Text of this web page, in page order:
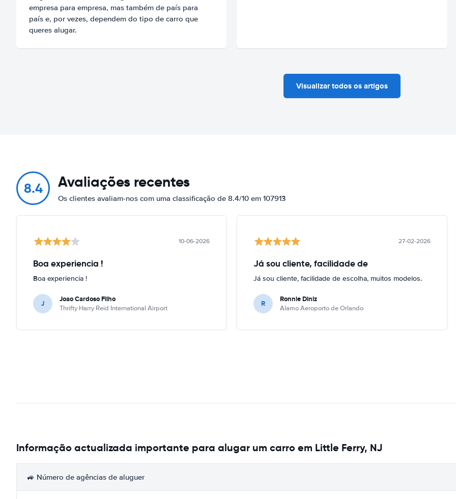
empresa para empresa, mas também de país para
país e, por vezes, dependem do tipo de carro que
queres alugar.
Visualizar todos os artigos
8.4 Avaliações recentes
Os clientes avaliam-nos com uma classificação de 8.4/10 em 107913
10-06-2026
Boa experiencia !
Boa experiencia !
J Joao Cardoso Filho
Thrifty Harry Reid International Airport
27-02-2026
Já sou cliente, facilidade de
Já sou cliente, facilidade de escolha, muitos modelos.
R Ronnie Diniz
Alamo Aeroporto de Orlando
Informação actualizada importante para alugar um carro em Little Ferry, NJ
🚙 Número de agências de aluguer